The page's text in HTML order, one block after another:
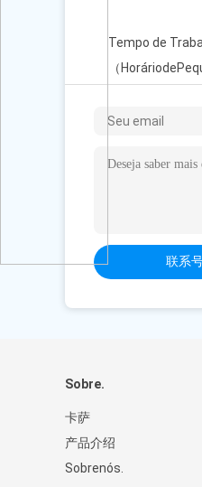
Tempo de
（
5004（of
传真：
迈克尔杨先生
货物：销售经理
联系
Sobre.
卡萨
产品介绍
Sobrenós.